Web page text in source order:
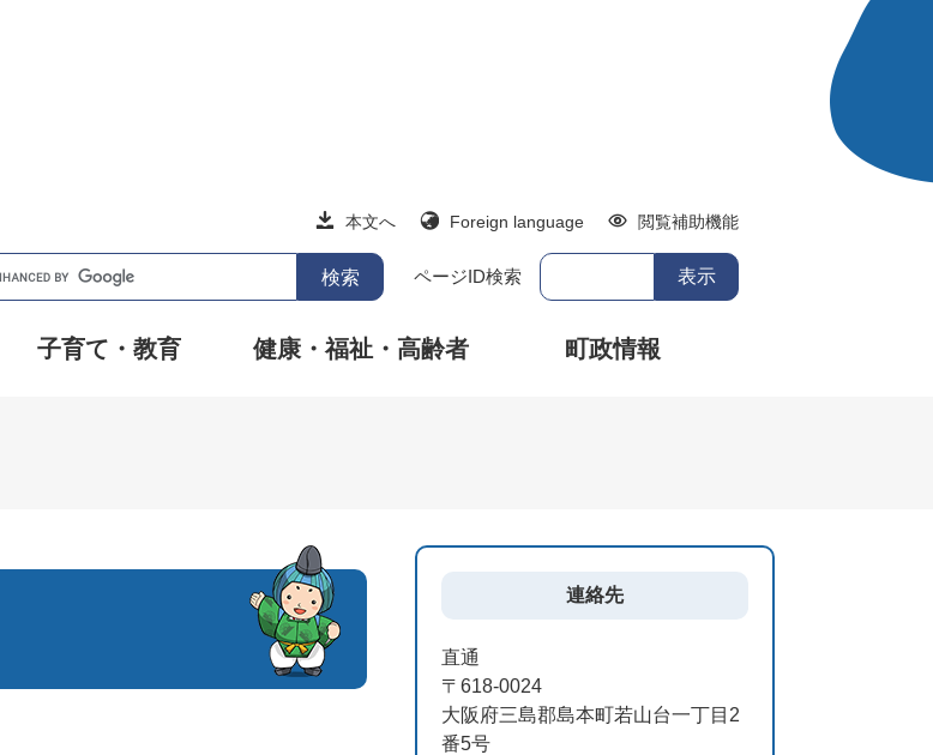
本文へ Foreign language 閲覧補助機能
ページID検索
子育て・教育 健康・福祉・高齢者 町政情報
連絡先
直通
〒618-0024
大阪府三島郡島本町若山台一丁目2
番5号